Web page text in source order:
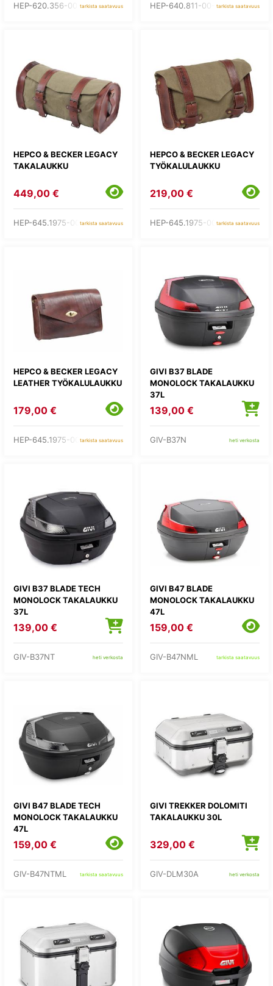
HEP-620.356-00-08tarkista saatavuus HEP-640.811-00-01tarkista saatavuus
HEPCO & BECKER LEGACY
TAKALAUKKU
449,00 €
HEP-645.1975-0008Htarkista saatavuus
HEPCO & BECKER LEGACY
TYÖKALULAUKKU
219,00 €
HEP-645.1975-0008Ttarkista saatavuus
HEPCO & BECKER LEGACY
LEATHER TYÖKALULAUKKU
179,00 €
HEP-645.1975-0008Wtarkista saatavuus
GIVI B37 BLADE
MONOLOCK TAKALAUKKU
37L
139,00 €
GIV-B37N heti verkosta
GIVI B37 BLADE TECH
MONOLOCK TAKALAUKKU
37L
139,00 €
GIV-B37NT heti verkosta
GIVI B47 BLADE
MONOLOCK TAKALAUKKU
47L
159,00 €
GIV-B47NML tarkista saatavuus
GIVI B47 BLADE TECH
MONOLOCK TAKALAUKKU
47L
159,00 €
GIV-B47NTML tarkista saatavuus
GIVI TREKKER DOLOMITI
TAKALAUKKU 30L
329,00 €
GIV-DLM30A heti verkosta